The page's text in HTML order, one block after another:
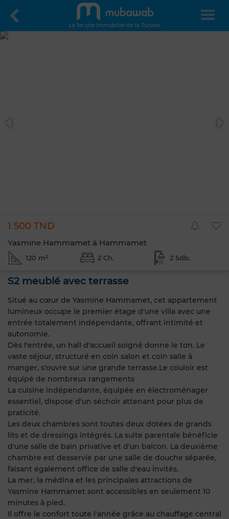
Le 1er site immobilier de la Tunisie
1 500 TND
Yasmine Hammamet à Hammamet
120 m² 2 Ch. 2 Sdb.
S2 meublé avec terrasse
Situé au cœur de Yasmine Hammamet, cet appartement
lumineux occupe le premier étage d'une villa avec une
entrée totalement indépendante, offrant intimité et
autonomie.
Dès l'entrée, un hall d'accueil soigné donne le ton. Le
vaste séjour, structuré en coin salon et coin salle à
manger, s'ouvre sur une grande terrasse.Le couloir est
équipé de nombreux rangements
La cuisine indépendante, équipée en électroménager
essentiel, dispose d'un séchoir attenant pour plus de
praticité.
Les deux chambres sont toutes deux dotées de grands
lits et de dressings intégrés. La suite parentale bénéficie
d'une salle de bain privative et d'un balcon. La deuxième
chambre est desservie par une salle de douche séparée,
faisant également office de salle d'eau invités.
La mer, la médina et les principales attractions de
Yasmine Hammamet sont accessibles en seulement 10
minutes à pied.
Il offre le confort toute l'année grâce au chauffage central